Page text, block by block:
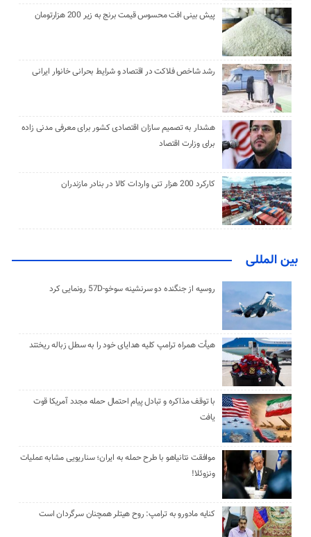
پیش بینی افت محسوس قیمت برنج به زیر 200 هزارتومان
رشد شاخص فلاکت در اقتصاد و شرایط بحرانی خانوار ایرانی
هشدار به تصمیم سازان اقتصادی کشور برای معرفی مدنی زاده
برای وزارت اقتصاد
کارکرد 200 هزار تنی واردات کالا در بنادر مازندران
بین المللی
روسیه از جنگنده دو سرنشینه سوخو-57D رونمایی کرد
هیأت همراه ترامپ کلیه هدایای خود را به سطل زباله ریختند
با توقف مذاکره و تبادل پیام احتمال حمله مجدد آمریکا قوت
یافت
موافقت نتانیاهو با طرح حمله به ایران؛ سناریویی مشابه عملیات
ونزوئلا!
کنایه مادورو به ترامپ: روح هیتلر همچنان سرگردان است